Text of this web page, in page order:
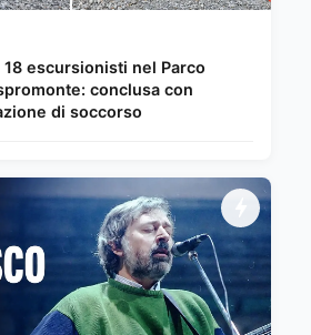
18 escursionisti nel Parco
conclusa con
di soccorso